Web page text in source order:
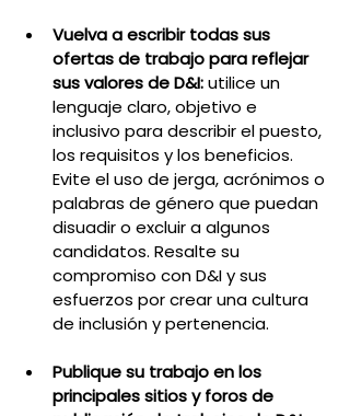
Vuelva a escribir todas sus
ofertas de trabajo para reflejar
sus valores de D&I: utilice un
lenguaje claro, objetivo e
inclusivo para describir el puesto,
los requisitos y los beneficios.
Evite el uso de jerga, acrónimos o
palabras de género que puedan
disuadir o excluir a algunos
candidatos. Resalte su
compromiso con D&I y sus
esfuerzos por crear una cultura
de inclusión y pertenencia.
Publique su trabajo en los
principales sitios y foros de